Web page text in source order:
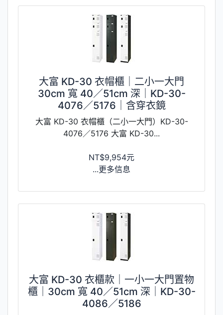
大富 KD-30 衣帽櫃｜二小一大門
30cm 寬 40／51cm 深｜KD-30-
4076／5176｜含穿衣鏡
大富 KD-30 衣帽櫃（二小一大門）KD-30-
4076／5176 大富 KD-30...
NT$9,954元
...更多信息
大富 KD-30 衣櫃款｜一小一大門置物
櫃｜30cm 寬 40／51cm 深｜KD-30-
4086／5186